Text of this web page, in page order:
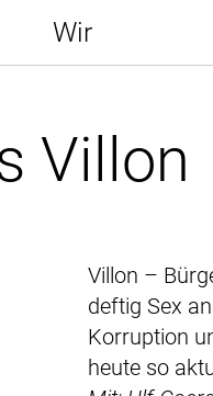
Wir
Villon
Villon –
deftig Sex
Korruption
heute so